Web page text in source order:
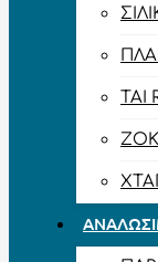
TAI